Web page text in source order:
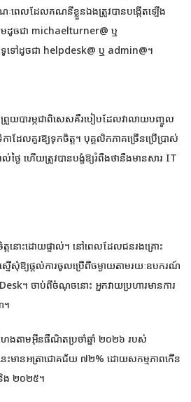
ៈពេលដែលគណនីខ្លួនឯងត្រូវបានបង្កើតឡើង
ដូចជា michaelturner@ ឬ
ទៅដូចជា helpdesk@ ឬ admin@។
ឱ្យព្រួយបារម្ភជាពិសេសគឺរបៀបដែលវាលាយបញ្ចូល
ាដែលគួរឱ្យទុកចិត្ត។ បុគ្គលិកភាគច្រើនប្រើប្រាស់
ងៃ ហើយត្រូវបានបង្ខំឱ្យរំពឹងថានឹងមានសារ IT
ត្តនោះដោយផ្ទាល់។ នៅពេលដែលជនរងគ្រោះ
សុំឱ្យផ្តល់ការចូលប្រើពីចម្ងាយតាមរយៈឧបករណ៍
។ ចាប់ពីចំណុចនោះ អ្នកវាយប្រហារមានការ
។
ងតាមអ៊ីនធឺណិតប្រចាំឆ្នាំ ២០២៦ របស់
េះមានអត្រាជោគជ័យ ៧២% ដោយសកម្មភាពកើន
និង ២០២៥។